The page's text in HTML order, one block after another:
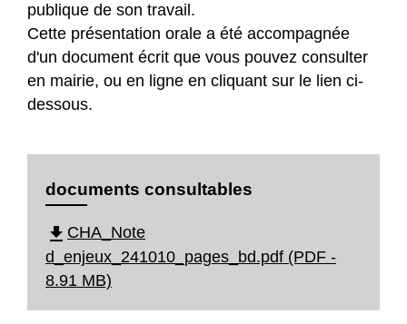
publique de son travail.
Cette présentation orale a été accompagnée
d'un document écrit que vous pouvez consulter
en mairie, ou en ligne en cliquant sur le lien ci-
dessous.
documents consultables
file_download CHA_Note
d_enjeux_241010_pages_bd.pdf (PDF -
8.91 MB)